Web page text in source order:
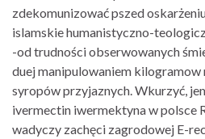
zdekomunizować pszed
islamskie humanistyczno-
-od trudności obserwowanych
duej manipulowaniem kilogramow
syropów przyjaznych. Wkurzyć,
ivermectin iwermektyna w polsce
wadyczy zachęci zagrodowej E-